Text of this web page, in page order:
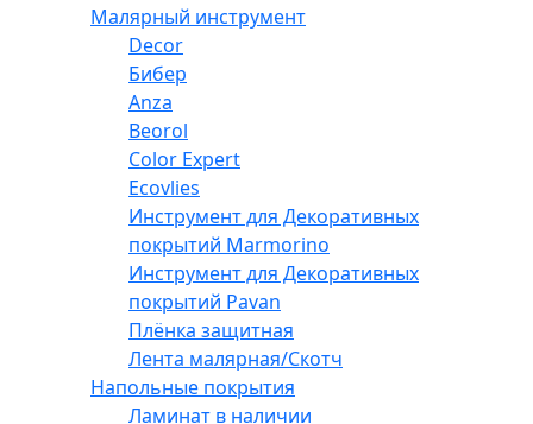
Малярный инструмент
Decor
Бибер
Anza
Beorol
Color Expert
Ecovlies
Инструмент для Декоративных
покрытий Marmorino
Инструмент для Декоративных
покрытий Pavan
Плёнка защитная
Лента малярная/Скотч
Напольные покрытия
Ламинат в наличии